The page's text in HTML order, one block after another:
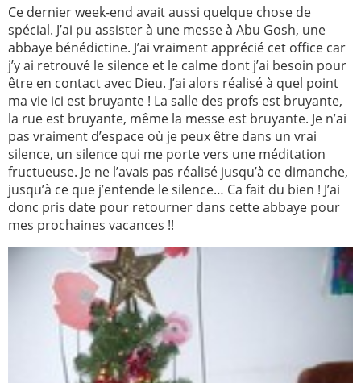
Ce dernier week-end avait aussi quelque chose de
spécial. J’ai pu assister à une messe à Abu Gosh, une
abbaye bénédictine. J’ai vraiment apprécié cet office car
j’y ai retrouvé le silence et le calme dont j’ai besoin pour
être en contact avec Dieu. J’ai alors réalisé à quel point
ma vie ici est bruyante ! La salle des profs est bruyante,
la rue est bruyante, même la messe est bruyante. Je n’ai
pas vraiment d’espace où je peux être dans un vrai
silence, un silence qui me porte vers une méditation
fructueuse. Je ne l’avais pas réalisé jusqu’à ce dimanche,
jusqu’à ce que j’entende le silence… Ca fait du bien ! J’ai
donc pris date pour retourner dans cette abbaye pour
mes prochaines vacances !!